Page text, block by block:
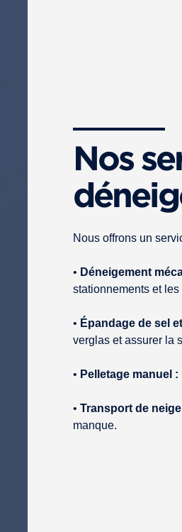
Nos
Nous offrons un
• Déneigement
stationnements et
• Épandage de sel
verglas et assurer la
• Pelletage manuel :
• Transport de
manque.